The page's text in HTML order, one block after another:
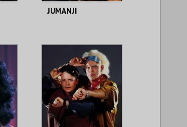
JUMANJI
MAIS INFO
COMPRAR